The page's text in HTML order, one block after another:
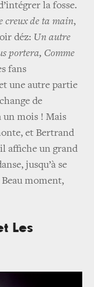
la fosse.
creux de ta main,
déz: Un autre
portera, Comme
fans
une autre partie
de
un mois ! Mais
et Bertrand
affiche un grand
jusqu’à se
moment,
Les